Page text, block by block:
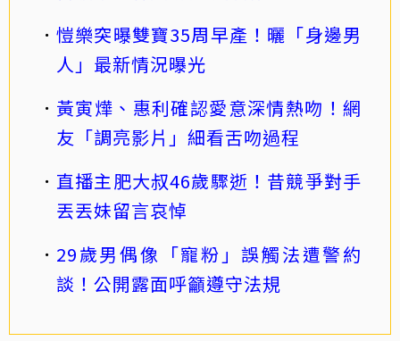
愷樂突曝雙寶35周早產！曬「身邊男
人」最新情況曝光
黃寅燁、惠利確認愛意深情熱吻！網
友「調亮影片」細看舌吻過程
直播主肥大叔46歲驟逝！昔競爭對手
丟丟妹留言哀悼
29歲男偶像「寵粉」誤觸法遭警約
談！公開露面呼籲遵守法規